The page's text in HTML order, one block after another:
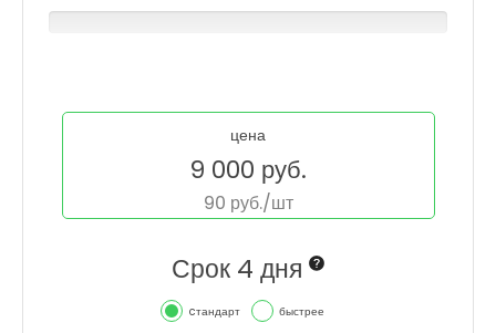
цена
9 000 руб.
90 руб./шт
Срок 4 дня
cтандарт быстрее